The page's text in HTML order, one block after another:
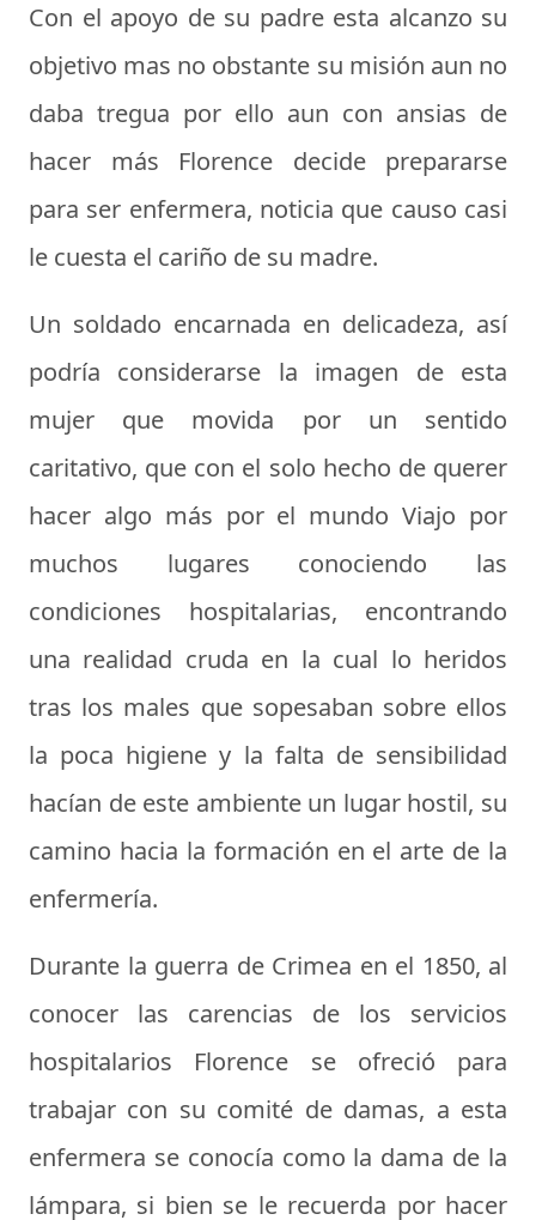
Con el apoyo de su padre esta alcanzo su
objetivo mas no obstante su misión aun no
daba tregua por ello aun con ansias de
hacer más Florence decide prepararse
para ser enfermera, noticia que causo casi
le cuesta el cariño de su madre.
Un soldado encarnada en delicadeza, así
podría considerarse la imagen de esta
mujer que movida por un sentido
caritativo, que con el solo hecho de querer
hacer algo más por el mundo Viajo por
muchos lugares conociendo las
condiciones hospitalarias, encontrando
una realidad cruda en la cual lo heridos
tras los males que sopesaban sobre ellos
la poca higiene y la falta de sensibilidad
hacían de este ambiente un lugar hostil, su
camino hacia la formación en el arte de la
enfermería.
Durante la guerra de Crimea en el 1850, al
conocer las carencias de los servicios
hospitalarios Florence se ofreció para
trabajar con su comité de damas, a esta
enfermera se conocía como la dama de la
lámpara, si bien se le recuerda por hacer